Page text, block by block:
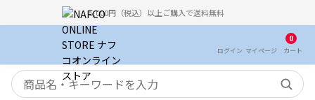
5,000円（税込）以上ご購入で送料無料
ログイン マイ ページ
0
カート
検索キーワード